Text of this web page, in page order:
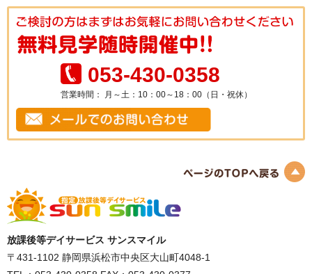
TEL： 053-430-0358
営業時間： 月～土：10：00～18：00（日・祝休）
放課後等デイサービス サンスマイル
〒431-1102 静岡県浜松市中央区大山町4048-1